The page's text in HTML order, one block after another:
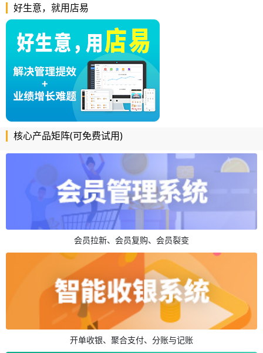
好生意，就用店易
核心产品矩阵(可免费试用)
会员拉新、会员复购、会员裂变
开单收银、聚合支付、分账与记账